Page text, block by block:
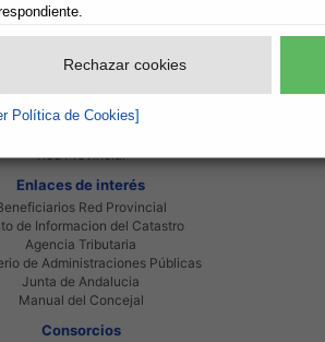
Rechazar cookies
Política de Cookies]
Red Provincial
Intranet Adheridos
Intranet Beneficiarios
Red Provincial
Enlaces de interés
Red Provincial
de Informacion del Catastro
Agencia Tributaria
de Administraciones Públicas
Junta de Andalucia
Manual del Concejal
Consorcios